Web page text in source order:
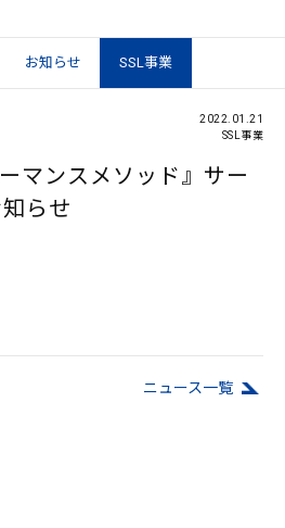
お知らせ SSL事業
マンスメソッド』サー
らせ
2022.01.21
SSL事業
ニュース⼀覧